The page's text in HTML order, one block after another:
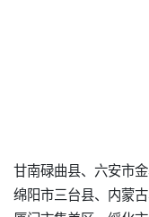
甘南碌曲县、六安市
绵阳市三台县、内蒙